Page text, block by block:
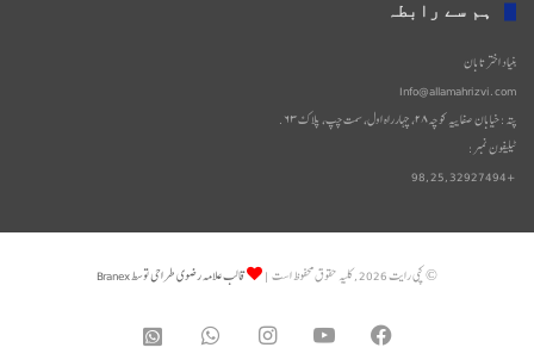
ہم سے رابطہ
بنیاد اختر تابان
Info@allamahrizvi.com
پتہ: خیابان صفاییه کوچه۲۸، چهار‌راه اول، سمت چپ، پلاک۶۳.
ٹیلیفون نمبر:
+98,25,32927494
© کپی رایت 2026, کلیه حقوق محفوظ است | قالب علامه رضوی طراحی توسط Branex
Facebook
YouTube
Instagram
WhatsApp